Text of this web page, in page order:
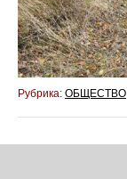
Рубрика: ОБЩЕСТВО